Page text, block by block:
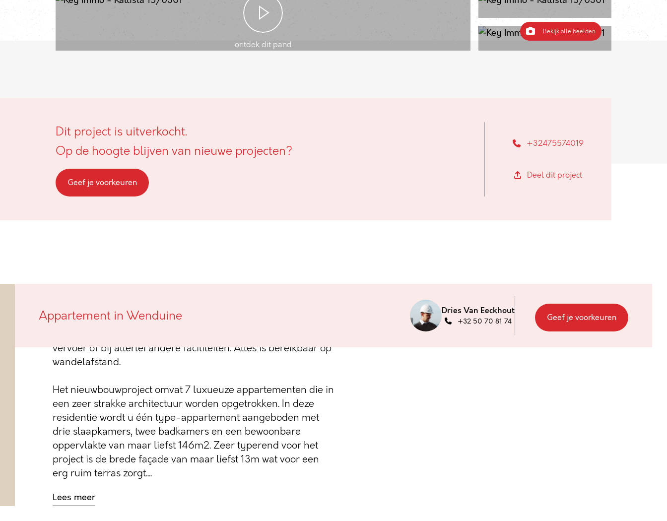
ontdek dit pand
Bekijk alle beelden
Dit project is uitverkocht.
Op de hoogte blijven van nieuwe projecten?
Geef je voorkeuren
+32475574019
Deel dit project
Appartement in Wenduine Dries Van Eeckhout
+32 50 70 81 74 Geef je voorkeuren
achterkant van de Zeedijk in Wenduine. Gelet op deze locatie
vervoer of bij allerlei andere faciliteiten. Alles is bereikbaar op
wandelafstand.
Het nieuwbouwproject omvat 7 luxueuze appartementen die in
een zeer strakke architectuur worden opgetrokken. In deze
residentie wordt u één type-appartement aangeboden met
drie slaapkamers, twee badkamers en een bewoonbare
oppervlakte van maar liefst 146m2. Zeer typerend voor het
project is de brede façade van maar liefst 13m wat voor een
erg ruim terras zorgt....
Lees meer